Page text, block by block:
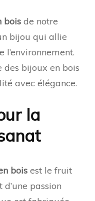
bois de notre
bijou qui allie
des bijoux en bois
avec élégance.
la
bois est le fruit
passion